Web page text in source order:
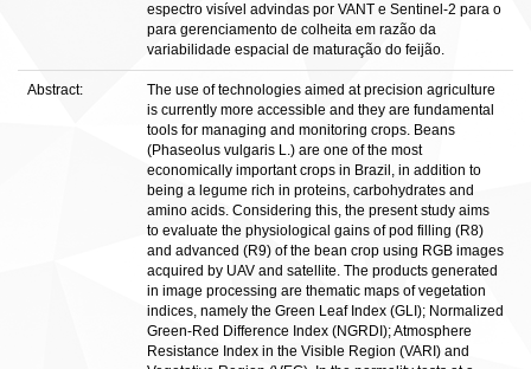
espectro visível advindas por VANT e Sentinel-2 para o
para gerenciamento de colheita em razão da
variabilidade espacial de maturação do feijão.
Abstract:
The use of technologies aimed at precision agriculture
is currently more accessible and they are fundamental
tools for managing and monitoring crops. Beans
(Phaseolus vulgaris L.) are one of the most
economically important crops in Brazil, in addition to
being a legume rich in proteins, carbohydrates and
amino acids. Considering this, the present study aims
to evaluate the physiological gains of pod filling (R8)
and advanced (R9) of the bean crop using RGB images
acquired by UAV and satellite. The products generated
in image processing are thematic maps of vegetation
indices, namely the Green Leaf Index (GLI); Normalized
Green-Red Difference Index (NGRDI); Atmosphere
Resistance Index in the Visible Region (VARI) and